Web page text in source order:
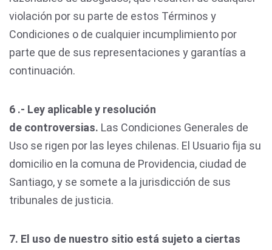
violación por su parte de estos Términos y
Condiciones o de cualquier incumplimiento por
parte que de sus representaciones y garantías a
continuación.
6 .- Ley aplicable y resolución
de controversias. Las Condiciones Generales de
Uso se rigen por las leyes chilenas. El Usuario fija su
domicilio en la comuna de Providencia, ciudad de
Santiago, y se somete a la jurisdicción de sus
tribunales de justicia.
7. El uso de nuestro sitio está sujeto a ciertas